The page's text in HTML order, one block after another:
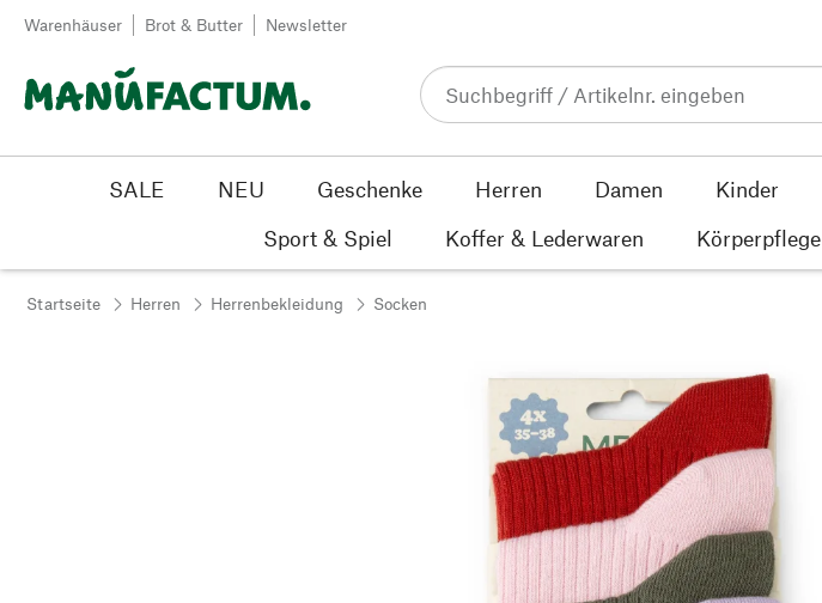
Zum Inhalt springen
Warenhäuser Brot & Butter Newsletter
SALE NEU Geschenke Herren Damen Kinder
Sport & Spiel
Koffer & Lederwaren Körperpflege
Startseite Herren Herrenbekleidung Socken